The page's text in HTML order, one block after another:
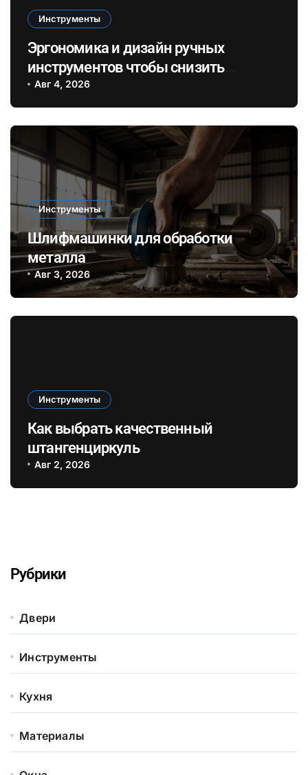
Инструменты
Эргономика и дизайн ручных
инструментов чтобы снизить
усталость и повысить
эффективность при длительных
ремонтах
Авг 4, 2026
Инструменты
Шлифмашинки для обработки
металла
Авг 3, 2026
Инструменты
Как выбрать качественный
штангенциркуль
Авг 2, 2026
Рубрики
Двери
Инструменты
Кухня
Материалы